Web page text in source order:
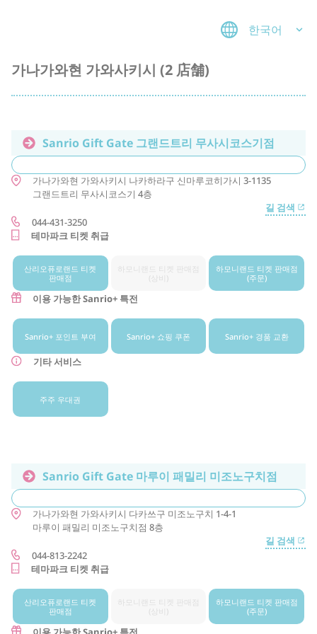
한국어
가나가와현 가와사키시 (2 店舗)
Sanrio Gift Gate 그랜드트리 무사시코스기점
가나가와현 가와사키시 나카하라구 신마루코히가시 3-1135
그랜드트리 무사시코스기 4층
길 검색
044-431-3250
테마파크 티켓 취급
산리오퓨로랜드 티켓
판매점
하모니랜드 티켓 판매점
(상비)
하모니랜드 티켓 판매점
(주문)
이용 가능한 Sanrio+ 특전
Sanrio+ 포인트 부여 Sanrio+ 쇼핑 쿠폰 Sanrio+ 경품 교환
기타 서비스
주주 우대권
Sanrio Gift Gate 마루이 패밀리 미조노구치점
가나가와현 가와사키시 다카쓰구 미조노구치 1-4-1
마루이 패밀리 미조노구치점 8층
길 검색
044-813-2242
테마파크 티켓 취급
산리오퓨로랜드 티켓
판매점
하모니랜드 티켓 판매점
(상비)
하모니랜드 티켓 판매점
(주문)